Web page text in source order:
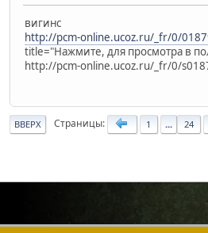
вигинс
http://pcm-online.ucoz.ru/_fr/0/
title="Нажмите, для просмотра в
http://pcm-online.ucoz.ru/_fr/0/
ВВЕРХ Страницы 1 ... 24